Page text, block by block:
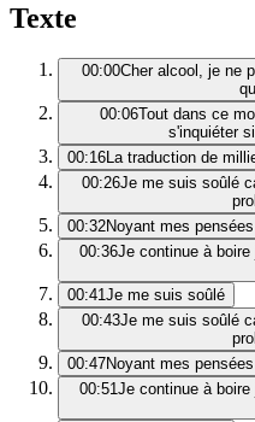
Texte
00:00Cher alcool, je ne
00:06Tout dans ce
s'inquiéter
00:16La traduction de
00:26Je me suis soûlé
00:32Noyant mes
00:36Je continue à
00:41Je me suis soûlé
00:43Je me suis soûlé
00:47Noyant mes
00:51Je continue à